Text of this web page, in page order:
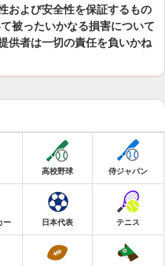
および安全性を保証するもの
被ったいかなる損害について
供者は一切の責任を負いかね
高校野球 侍ジャパン
ー 日本代表 テニス